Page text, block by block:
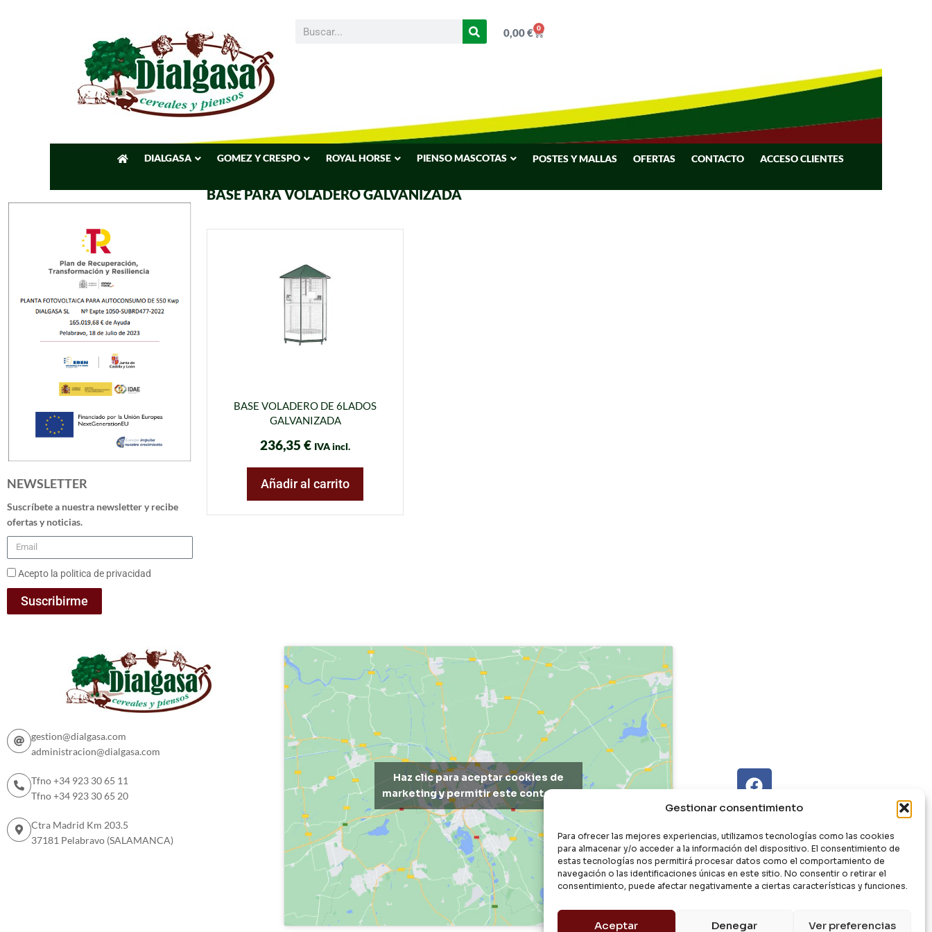
Gestionar consentimiento
Para ofrecer las mejores experiencias, utilizamos tecnologías como las cookies
para almacenar y/o acceder a la información del dispositivo. El consentimiento de
estas tecnologías nos permitirá procesar datos como el comportamiento de
navegación o las identificaciones únicas en este sitio. No consentir o retirar el
consentimiento, puede afectar negativamente a ciertas características y funciones.
Aceptar Denegar Ver preferencias
0,00€ 0
DIALGASA GOMEZ Y CRESPO ROYAL HORSE PIENSO MASCOTAS POSTES Y MALLAS OFERTAS CONTACTO ACCESO CLIENTES
NEWSLETTER
Suscríbete a nuestra newsletter y recibe
ofertas y noticias.
Acepto la politica de privacidad
Suscribirme
BASE PARA VOLADERO GALVANIZADA
BASE VOLADERO DE 6LADOS
GALVANIZADA
236,35 € IVA incl.
Añadir al carrito
gestion@dialgasa.com
administracion@dialgasa.com
Tfno +34 923 30 65 11
Tfno +34 923 30 65 20
Ctra Madrid Km 203.5
37181 Pelabravo (SALAMANCA)
Haz clic para aceptar cookies de
marketing y permitir este contenido